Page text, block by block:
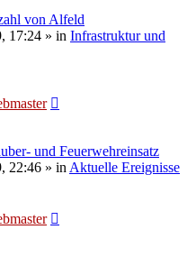
von Alfeld
17:24 » in Infrastruktur und
und Feuerwehreinsatz
22:46 » in Aktuelle Ereignisse